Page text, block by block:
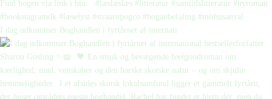
I dag udkommer Boghandlen i fyrtårnet af internati